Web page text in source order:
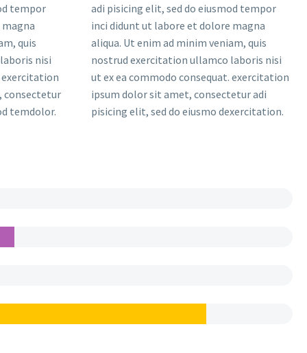
tempor
quis
nisi
exercitation
consectetur
temdolor.
adi pisicing elit, sed do eiusmod tempor
inci didunt ut labore et dolore magna
aliqua. Ut enim ad minim veniam, quis
nostrud exercitation ullamco laboris nisi
ut ex ea commodo consequat. exercitation
ipsum dolor sit amet, consectetur adi
pisicing elit, sed do eiusmo dexercitation.